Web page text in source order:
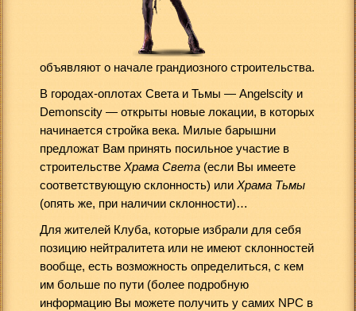
объявляют о начале грандиозного строительства.
В городах-оплотах Света и Тьмы — Angelscity и
Demonscity — открыты новые локации, в которых
начинается стройка века. Милые барышни
предложат Вам принять посильное участие в
строительстве Храма Света (если Вы имеете
соответствующую склонность) или Храма Тьмы
(опять же, при наличии склонности)…
Для жителей Клуба, которые избрали для себя
позицию нейтралитета или не имеют склонностей
вообще, есть возможность определиться, с кем
им больше по пути (более подробную
информацию Вы можете получить у самих NPC в